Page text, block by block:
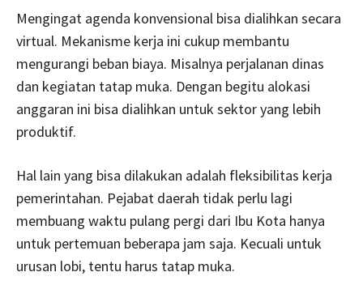
Mengingat agenda konvensional bisa dialihkan secara
virtual. Mekanisme kerja ini cukup membantu
mengurangi beban biaya. Misalnya perjalanan dinas
dan kegiatan tatap muka. Dengan begitu alokasi
anggaran ini bisa dialihkan untuk sektor yang lebih
produktif.
Hal lain yang bisa dilakukan adalah fleksibilitas kerja
pemerintahan. Pejabat daerah tidak perlu lagi
membuang waktu pulang pergi dari Ibu Kota hanya
untuk pertemuan beberapa jam saja. Kecuali untuk
urusan lobi, tentu harus tatap muka.